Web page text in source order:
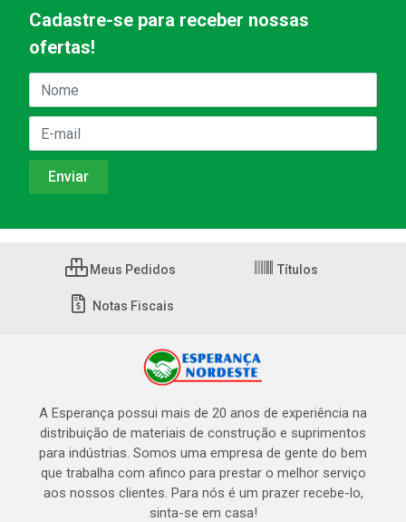
Cadastre-se para receber nossas
ofertas!
Meus Pedidos Títulos
Notas Fiscais
A Esperança possui mais de 20 anos de experiência na
distribuição de materiais de construção e suprimentos
para indústrias. Somos uma empresa de gente do bem
que trabalha com afinco para prestar o melhor serviço
aos nossos clientes. Para nós é um prazer recebe-lo,
sinta-se em casa!